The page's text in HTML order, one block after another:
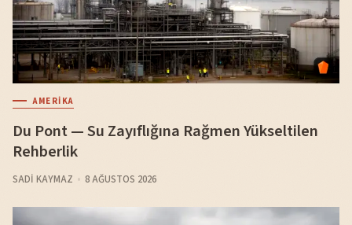
AMERIKA
Du Pont — Su Zayıflığına Rağmen Yükseltilen
Rehberlik
SADI KAYMAZ 8 AĞUSTOS 2026